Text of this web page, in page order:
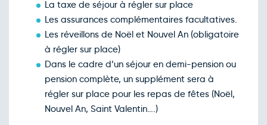
La taxe de séjour à régler sur place
Les assurances complémentaires facultatives.
Les réveillons de Noël et Nouvel An (obligatoire
à régler sur place)
Dans le cadre d’un séjour en demi-pension ou
pension complète, un supplément sera à
régler sur place pour les repas de fêtes (Noël,
Nouvel An, Saint Valentin….)